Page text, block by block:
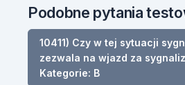
Podobne pytania
10411) Czy w tej sytuacji
zezwala na wjazd za
Kategorie: B